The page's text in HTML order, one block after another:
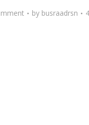
by busraadrsn